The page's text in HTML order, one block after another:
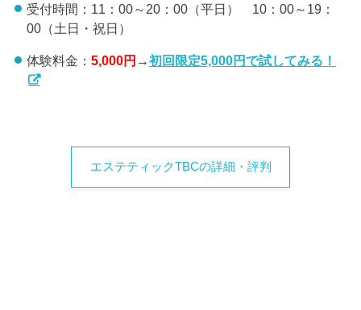
受付時間：11：00～20：00（平日） 10：00～19：
00（土日・祝日）
体験料金： 5,000円 →初回限定5,000円で試してみる！
エステティックTBCの詳細・評判